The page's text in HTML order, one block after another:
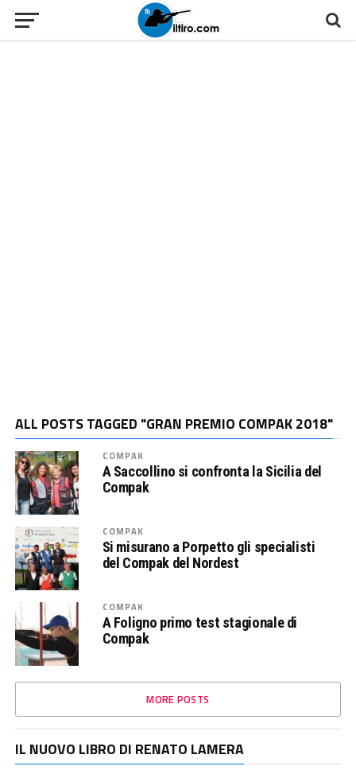
ALL POSTS TAGGED "GRAN PREMIO COMPAK 2018"
COMPAK
A Saccollino si confronta la Sicilia del
Compak
COMPAK
Si misurano a Porpetto gli specialisti
del Compak del Nordest
COMPAK
A Foligno primo test stagionale di
Compak
MORE POSTS
IL NUOVO LIBRO DI RENATO LAMERA